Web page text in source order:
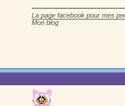
La page facebook pour mes
Mon blog